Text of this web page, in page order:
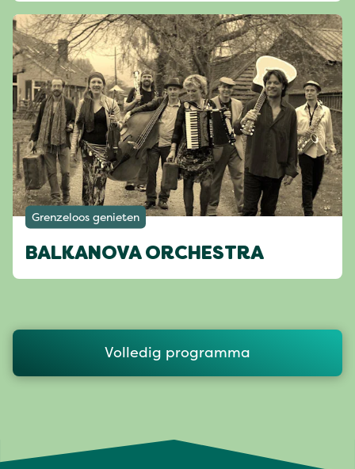
Grenzeloos genieten
BALKANOVA ORCHESTRA
Volledig programma